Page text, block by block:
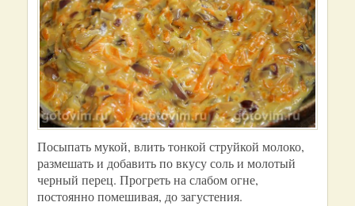
Посыпать мукой, влить тонкой струйкой молоко,
размешать и добавить по вкусу соль и молотый
черный перец. Прогреть на слабом огне,
постоянно помешивая, до загустения.